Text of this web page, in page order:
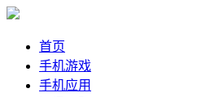
首页
手机游戏
手机应用